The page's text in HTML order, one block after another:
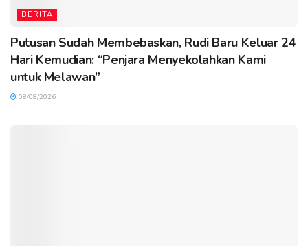
BERITA
Putusan Sudah Membebaskan, Rudi Baru Keluar 24
Hari Kemudian: “Penjara Menyekolahkan Kami
untuk Melawan”
08/08/2026